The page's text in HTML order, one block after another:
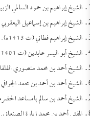
الشيخ إبراهيم بن حمود السالمي
الشيخ إبراهيم بن إسماعيل اليعقوبي
الشيخ إبراهيم فطاني (ت 1413ه).
الشيخ أبو اليسر عابدين (ت 1401ه).
الشيخ أحمد بن محمد منصوري
الشيخ أحمد بن أحمد بن محمد الجرافي
الشيخ أحمد بن سالم بامساعد الحضرمي